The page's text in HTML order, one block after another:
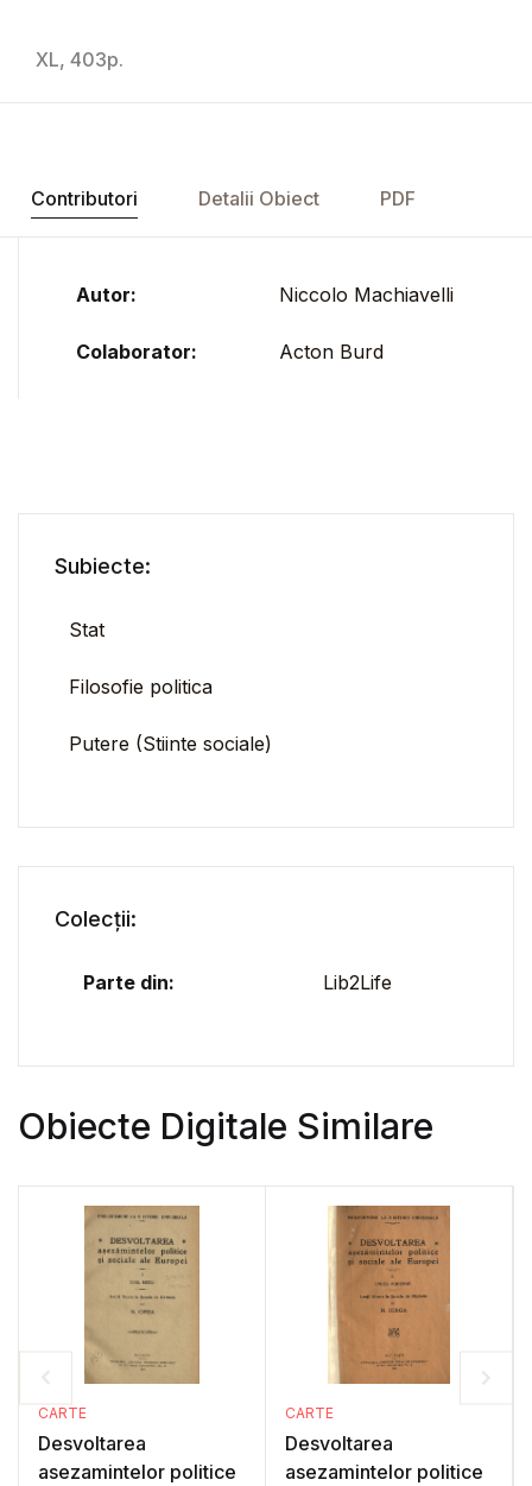
XL, 403p.
Contributori Detalii Obiect PDF
Autor: Niccolo Machiavelli
Colaborator: Acton Burd
Subiecte:
Stat
Filosofie politica
Putere (Stiinte sociale)
Colecții:
Parte din: Lib2Life
Obiecte Digitale Similare
CARTE
Desvoltarea
asezamintelor politice
CARTE
Desvoltarea
asezamintelor politice